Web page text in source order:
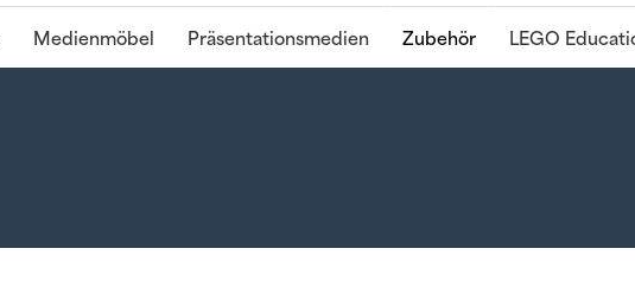
Medienmöbel Präsentationsmedien Zubehör LEGO